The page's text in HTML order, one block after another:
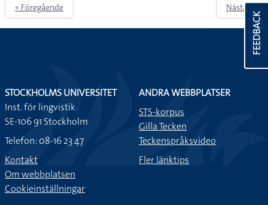
« Föregående Nästa »
FEEDBACK
STOCKHOLMS UNIVERSITET
Inst. för lingvistik
SE-106 91 Stockholm
Telefon: 08-16 23 47
Kontakt
Om webbplatsen
Cookieinställningar
ANDRA WEBBPLATSER
STS-korpus
Gilla Tecken
Teckenspråksvideo
Fler länktips